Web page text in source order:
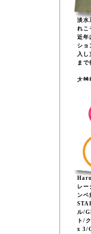
淡水
れこ
近年
ショ
入し
まで
大雑
レー
ン
ル/
ト/
x 3/